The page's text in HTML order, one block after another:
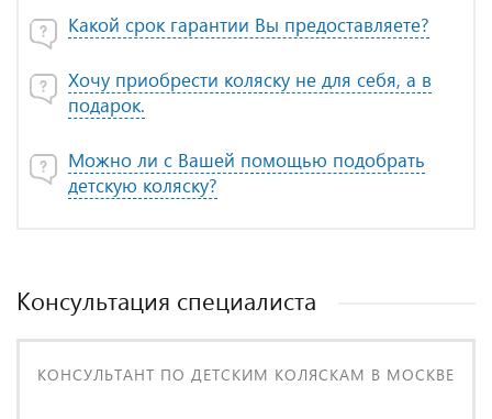
Какой срок гарантии Вы предоставляете?
Хочу приобрести коляску не для себя, а в
подарок.
Можно ли с Вашей помощью подобрать
детскую коляску?
Консультация специалиста
КОНСУЛЬТАНТ ПО ДЕТСКИМ КОЛЯСКАМ В МОСКВЕ